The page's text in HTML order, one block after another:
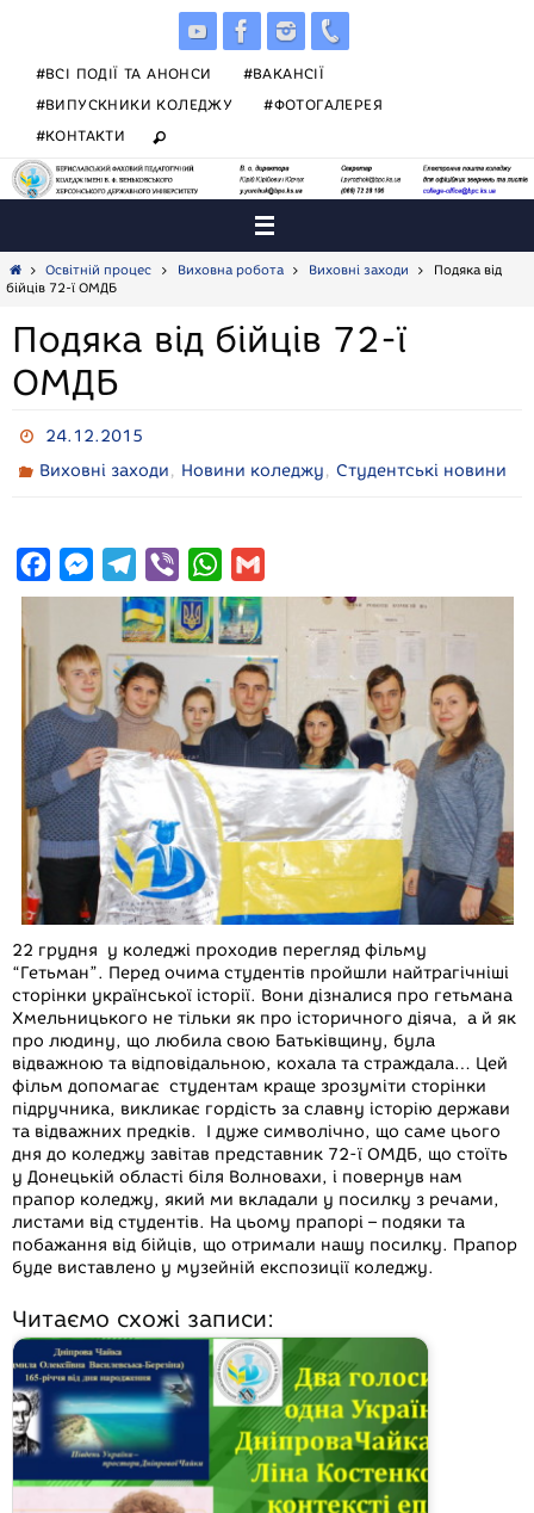
#ВСІ ПОДІЇ ТА АНОНСИ
#ВАКАНСІЇ
#ВИПУСКНИКИ КОЛЕДЖУ
#ФОТОГАЛЕРЕЯ
#КОНТАКТИ
HomeОсвітній процес Виховна робота Виховні заходи
Подяка від
бійців 72-ї ОМДБ
Подяка від бійців 72-ї
ОМДБ
24.12.2015
Виховні заходи, Новини коледжу,Студентські новини
a
e
b
o
o
k
M
e
s
e
n
g
e
r
e
l
e
g
r
a
i
b
r
W
h
a
s
A
p
p
m
i
l
22 грудня у коледжі проходив перегляд фільму
“Гетьман”. Перед очима студентів пройшли найтрагічніші
сторінки української історії. Вони дізналися про гетьмана
Хмельницького не тільки як про історичного діяча, а й як
про людину, що любила свою Батьківщину, була
відважною та відповідальною, кохала та страждала… Цей
фільм допомагає студентам краще зрозуміти сторінки
підручника, викликає гордість за славну історію держави
та відважних предків. І дуже символічно, що саме цього
дня до коледжу завітав представник 72-ї ОМДБ, що стоїть
у Донецькій області біля Волновахи, і повернув нам
прапор коледжу, який ми вкладали у посилку з речами,
листами від студентів. На цьому прапорі – подяки та
побажання від бійців, що отримали нашу посилку. Прапор
буде виставлено у музейній експозиції коледжу.
Читаємо схожі записи: